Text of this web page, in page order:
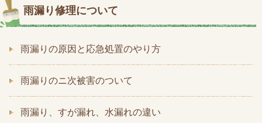
雨漏り修理について
雨漏りの原因と応急処置のやり方
雨漏りのニ次被害のついて
雨漏り、すが漏れ、水漏れの違い